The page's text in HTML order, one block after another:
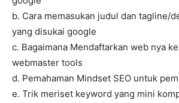
b. Cara memasukan judul dan tagline/
yang disukai google
c. Bagaimana Mendaftarkan web nya
webmaster tools
d. Pemahaman Mindset SEO untuk
e. Trik meriset keyword yang mini